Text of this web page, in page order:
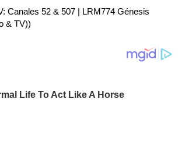
Canales 52 & 507 | LRM774 Génesis
& TV))